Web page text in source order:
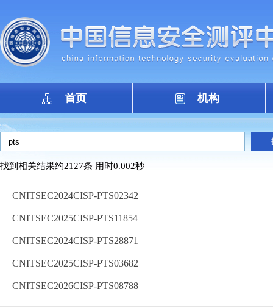
首页 机构
找到相关结果约2127条 用时0.002秒
CNITSEC2024CISP-PTS02342
CNITSEC2025CISP-PTS11854
CNITSEC2024CISP-PTS28871
CNITSEC2025CISP-PTS03682
CNITSEC2026CISP-PTS08788